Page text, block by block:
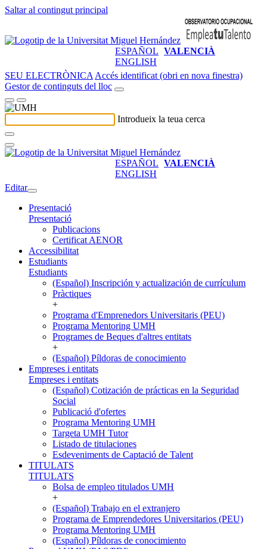
Saltar al contingut principal
ESPAÑOL VALENCIÀ
ENGLISH
SEU ELECTRÒNICA Accés identificat (obri en nova finestra)
Gestor de continguts del lloc
Introdueix la teua cerca
ESPAÑOL VALENCIÀ
ENGLISH
Editar
Presentació
Presentació
Publicacions
Certificat AENOR
Accessibilitat
Estudiants
Estudiants
(Español) Inscripción y actualización de currículum
Pràctiques
+
Programa d'Emprenedors Universitaris (PEU)
Programa Mentoring UMH
Programes de Beques d'altres entitats
+
(Español) Píldoras de conocimiento
Empreses i entitats
Empreses i entitats
(Español) Cotización de prácticas en la Seguridad
Social
Publicació d'ofertes
Programa Mentoring UMH
Targeta UMH Tutor
Listado de titulaciones
Esdeveniments de Captació de Talent
TITULATS
TITULATS
Bolsa de empleo titulados UMH
+
(Español) Trabajo en el extranjero
Programa de Emprendedores Universitarios (PEU)
Programa Mentoring UMH
(Español) Píldoras de conocimiento